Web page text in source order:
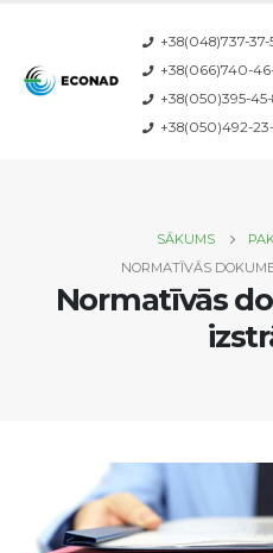
+38(048)737-37-
+38(066)740-
+38(050)395-
+38(050)492-
SĀKUMS
NORMATĪVĀS
Normatīvās